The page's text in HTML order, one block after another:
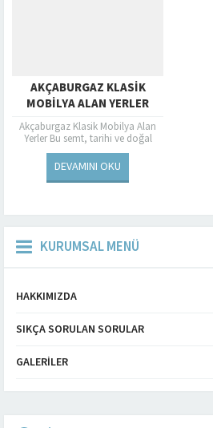
AKÇABURGAZ KLASIK
MOBILYA ALAN YERLER
Akçaburgaz Klasik Mobilya Alan
Yerler Bu semt, tarihi ve doğal
güzellikleriyle bilinirken, aynı
zamanda Klasik Mobilya
DEVAMINI OKU
KURUMSAL MENÜ
HAKKIMIZDA
SIKÇA SORULAN SORULAR
GALERILER